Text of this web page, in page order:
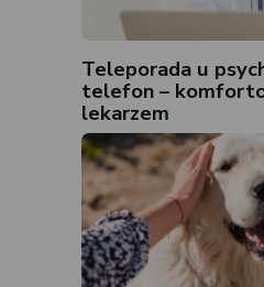
Teleporada u
telefon –
lekarzem